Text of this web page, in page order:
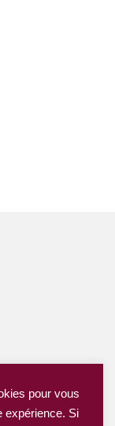
pour vous
expérience. Si